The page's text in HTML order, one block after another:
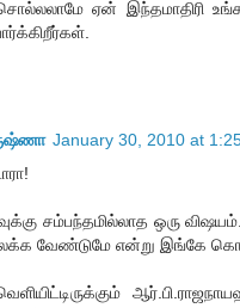
ஏன் இந்தமாதிரி
January 30, 2010 at
சம்பந்தமில்லாத ஒரு
வேண்டுமே என்று இங்கே